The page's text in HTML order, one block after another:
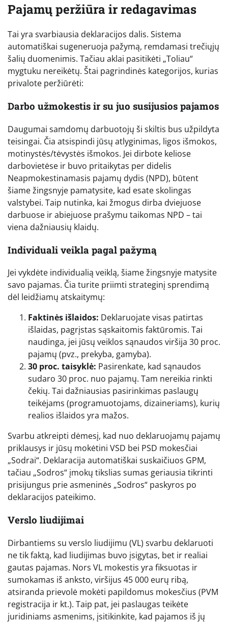
Pajamų peržiūra ir redagavimas
Tai yra svarbiausia deklaracijos dalis. Sistema
automatiškai sugeneruoja pažymą, remdamasi trečiųjų
šalių duomenimis. Tačiau aklai pasitikėti „Toliau“
mygtuku nereikėtų. Štai pagrindinės kategorijos, kurias
privalote peržiūrėti:
Darbo užmokestis ir su juo susijusios pajamos
Daugumai samdomų darbuotojų ši skiltis bus užpildyta
teisingai. Čia atsispindi jūsų atlyginimas, ligos išmokos,
motinystės/tėvystės išmokos. Jei dirbote keliose
darbovietėse ir buvo pritaikytas per didelis
Neapmokestinamasis pajamų dydis (NPD), būtent
šiame žingsnyje pamatysite, kad esate skolingas
valstybei. Taip nutinka, kai žmogus dirba dviejuose
darbuose ir abiejuose prašymu taikomas NPD – tai
viena dažniausių klaidų.
Individuali veikla pagal pažymą
Jei vykdėte individualią veiklą, šiame žingsnyje matysite
savo pajamas. Čia turite priimti strateginį sprendimą
dėl leidžiamų atskaitymų:
Faktinės išlaidos: Deklaruojate visas patirtas
išlaidas, pagrįstas sąskaitomis faktūromis. Tai
naudinga, jei jūsų veiklos sąnaudos viršija 30 proc.
pajamų (pvz., prekyba, gamyba).
30 proc. taisyklė: Pasirenkate, kad sąnaudos
sudaro 30 proc. nuo pajamų. Tam nereikia rinkti
čekių. Tai dažniausias pasirinkimas paslaugų
teikėjams (programuotojams, dizaineriams), kurių
realios išlaidos yra mažos.
Svarbu atkreipti dėmesį, kad nuo deklaruojamų pajamų
priklausys ir jūsų mokėtini VSD bei PSD mokesčiai
„Sodrai“. Deklaracija automatiškai suskaičiuos GPM,
tačiau „Sodros“ įmokų tikslias sumas geriausia tikrinti
prisijungus prie asmeninės „Sodros“ paskyros po
deklaracijos pateikimo.
Verslo liudijimai
Dirbantiems su verslo liudijimu (VL) svarbu deklaruoti
ne tik faktą, kad liudijimas buvo įsigytas, bet ir realiai
gautas pajamas. Nors VL mokestis yra fiksuotas ir
sumokamas iš anksto, viršijus 45 000 eurų ribą,
atsiranda prievolė mokėti papildomus mokesčius (PVM
registracija ir kt.). Taip pat, jei paslaugas teikėte
juridiniams asmenims, įsitikinkite, kad pajamos iš jų